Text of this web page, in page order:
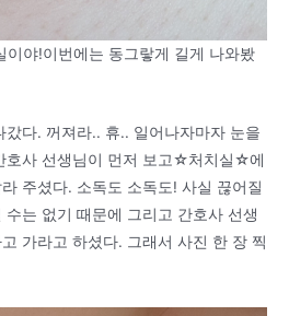
이야!이번에는 동그랗게 길게 나와봤
다. 꺼져라.. 휴.. 일어나자마자 눈을
호사 선생님이 먼저 보고☆처치실☆에
주셨다. 소독도 소독도! 사실 끊어질
는 없기 때문에 그리고 간호사 선생
가라고 하셨다. 그래서 사진 한 장 찍